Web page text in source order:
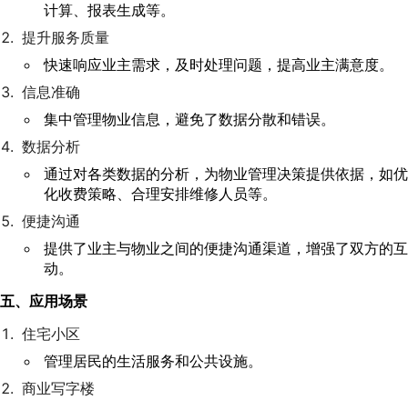
计算、报表生成等。
提升服务质量
快速响应业主需求，及时处理问题，提高业主满意度。
信息准确
集中管理物业信息，避免了数据分散和错误。
数据分析
通过对各类数据的分析，为物业管理决策提供依据，如优
化收费策略、合理安排维修人员等。
便捷沟通
提供了业主与物业之间的便捷沟通渠道，增强了双方的互
动。
五、应用场景
住宅小区
管理居民的生活服务和公共设施。
商业写字楼